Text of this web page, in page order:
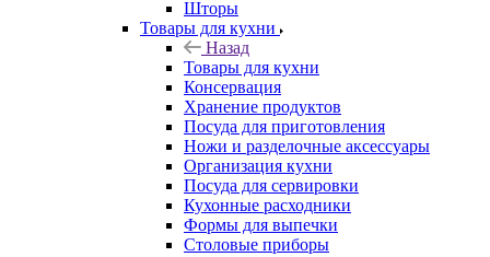
Шторы
Товары для кухни
Назад
Товары для кухни
Консервация
Хранение продуктов
Посуда для приготовления
Ножи и разделочные аксессуары
Организация кухни
Посуда для сервировки
Кухонные расходники
Формы для выпечки
Столовые приборы